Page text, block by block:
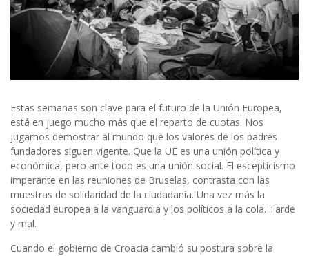
Estas semanas son clave para el futuro de la Unión Europea,
está en juego mucho más que el reparto de cuotas. Nos
jugamos demostrar al mundo que los valores de los padres
fundadores siguen vigente. Que la UE es una unión política y
económica, pero ante todo es una unión social. El escepticismo
imperante en las reuniones de Bruselas, contrasta con las
muestras de solidaridad de la ciudadanía. Una vez más la
sociedad europea a la vanguardia y los políticos a la cola. Tarde
y mal.
Cuando el gobierno de Croacia cambió su postura sobre la